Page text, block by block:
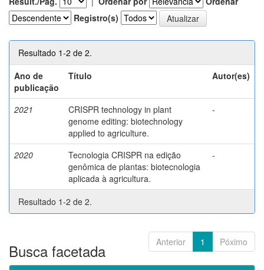
Registro(s)
Resultado 1-2 de 2.
Ano de
publicação
Título Autor(es)
2021
CRISPR technology in plant
genome editing: biotechnology
applied to agriculture.
-
2020
Tecnologia CRISPR na edição
genômica de plantas: biotecnologia
aplicada à agricultura.
-
Resultado 1-2 de 2.
Anterior 1 Póximo
Busca facetada